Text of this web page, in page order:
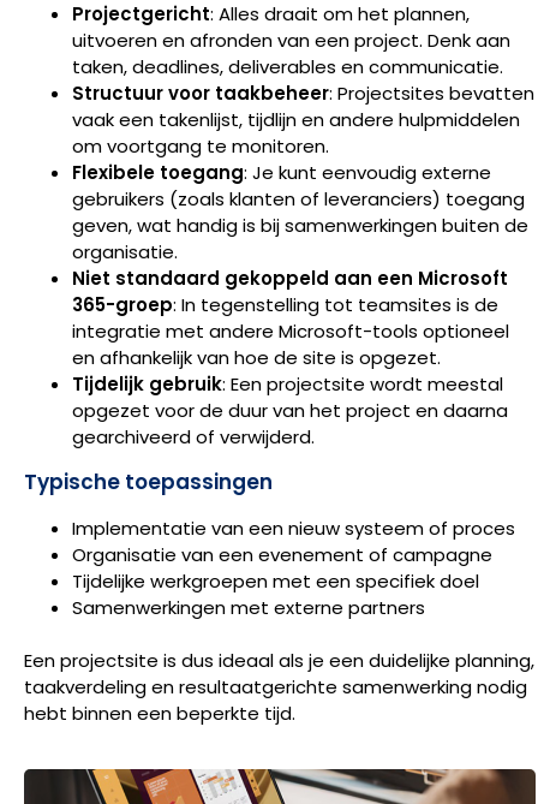
Projectgericht: Alles draait om het plannen,
uitvoeren en afronden van een project. Denk aan
taken, deadlines, deliverables en communicatie.
Structuur voor taakbeheer: Projectsites bevatten
vaak een takenlijst, tijdlijn en andere hulpmiddelen
om voortgang te monitoren.
Flexibele toegang: Je kunt eenvoudig externe
gebruikers (zoals klanten of leveranciers) toegang
geven, wat handig is bij samenwerkingen buiten de
organisatie.
Niet standaard gekoppeld aan een Microsoft
365-groep: In tegenstelling tot teamsites is de
integratie met andere Microsoft-tools optioneel
en afhankelijk van hoe de site is opgezet.
Tijdelijk gebruik: Een projectsite wordt meestal
opgezet voor de duur van het project en daarna
gearchiveerd of verwijderd.
Typische toepassingen
Implementatie van een nieuw systeem of proces
Organisatie van een evenement of campagne
Tijdelijke werkgroepen met een specifiek doel
Samenwerkingen met externe partners
Een projectsite is dus ideaal als je een duidelijke planning,
taakverdeling en resultaatgerichte samenwerking nodig
hebt binnen een beperkte tijd.